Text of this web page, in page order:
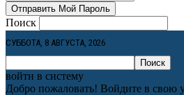
Поиск
СУББОТА, 8 АВГУСТА, 2026
войти в систему
Добро пожаловать! Войдите в свою